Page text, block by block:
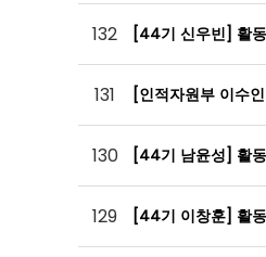
132 [44기 신우빈] 활
131 [인적자원부 이수
130 [44기 남윤성] 활
129 [44기 이창훈] 활